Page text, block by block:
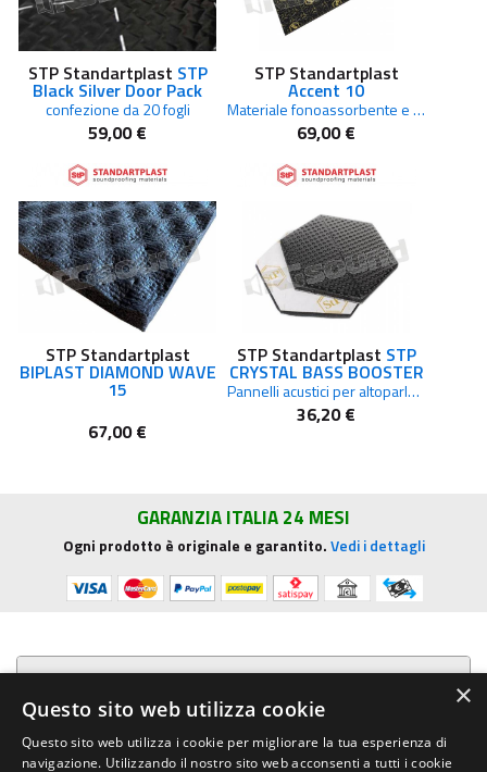
STP Standartplast STP
Black Silver Door Pack
confezione da 20 fogli
59,00 €
STP Standartplast
Accent 10
Materiale fonoassorbente e termoisolante autoadesivo da 10 mm
69,00 €
STP Standartplast
BIPLAST DIAMOND WAVE
15
67,00 €
STP Standartplast STP
CRYSTAL BASS BOOSTER
Pannelli acustici per altoparlanti auto miglioramento resa sonora
36,20 €
GARANZIA ITALIA 24 MESI
Ogni prodotto è originale e garantito.Vedi i dettagli
Presentazione aziendale
Acquista su R.G. Sound
×
Questo sito web utilizza cookie
Questo sito web utilizza i cookie per migliorare la tua esperienza di
navigazione. Utilizzando il nostro sito web acconsenti a tutti i cookie